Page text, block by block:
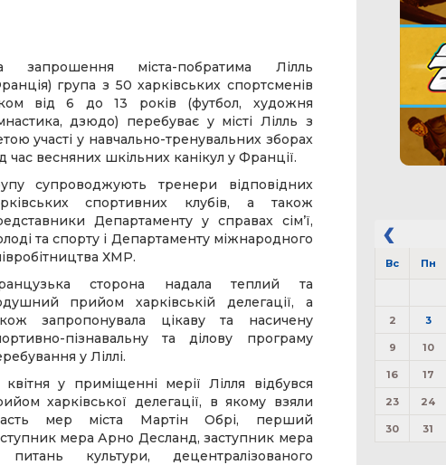
запрошення міста-побратима Лілль
група з 50 харківських спортсменів
від 6 до 13 років (футбол, художня
дзюдо) перебуває у місті Лілль з
участі у навчально-тренувальних зборах
час весняних шкільних канікул у Франції.
супроводжують тренери відповідних
спортивних клубів, а також
Департаменту у справах сімʼї,
та спорту і Департаменту міжнародного
ХМР.
сторона надала теплий та
прийом харківській делегації, а
запропонувала цікаву та насичену
пізнавальну та ділову програму
у Ліллі.
квітня у приміщенні мерії Лілля відбувся
харківської делегації, в якому взяли
мер міста Мартін Обрі, перший
мера Арно Десланд, заступник мера
культури, децентралізованого
Вс Пн
2 3
9 10
16 17
23 24
30 31